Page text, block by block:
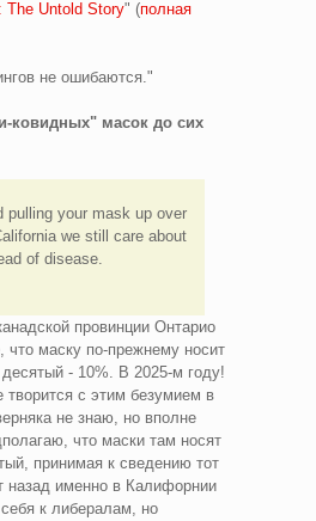
The Untold Story" (полная
не ошибаются."
ковидных" масок до сих
pulling your mask up over
we still care about
of disease.
провинции Онтарио
что маску по-прежнему носит
- 10%. В 2025-м году!
с этим безумием в
не знаю, но вполне
что маски там носят
принимая к сведению тот
назад именно в Калифорнии
к либералам, но